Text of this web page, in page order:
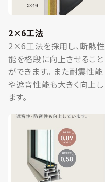
2×6工法
2×6工法を採用し、断熱性
能を格段に向上させること
ができます。 また耐震性能
や遮音性能も大きく向上し
ます。